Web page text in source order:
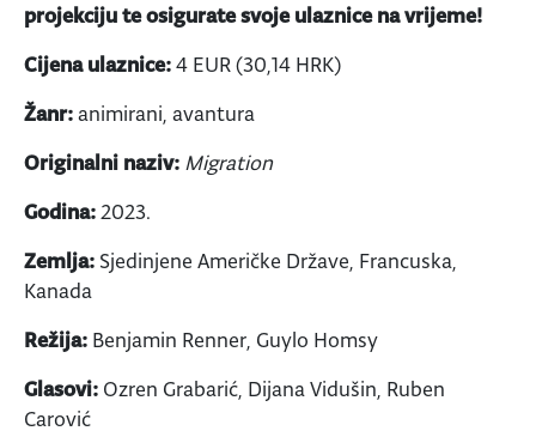
projekciju te osigurate svoje ulaznice na vrijeme!
Cijena ulaznice:4 EUR (30,14 HRK)
Žanr:animirani, avantura
Originalni naziv: Migration
Godina:2023.
Zemlja: Sjedinjene Američke Države, Francuska,
Kanada
Režija: Benjamin Renner, Guylo Homsy
Glasovi: Ozren Grabarić, Dijana Vidušin, Ruben
Carović